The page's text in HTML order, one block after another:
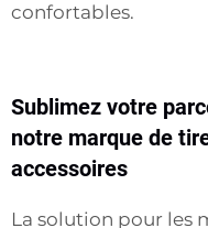
confortables.
Sublimez votre
notre marque de
accessoires
La solution pour les